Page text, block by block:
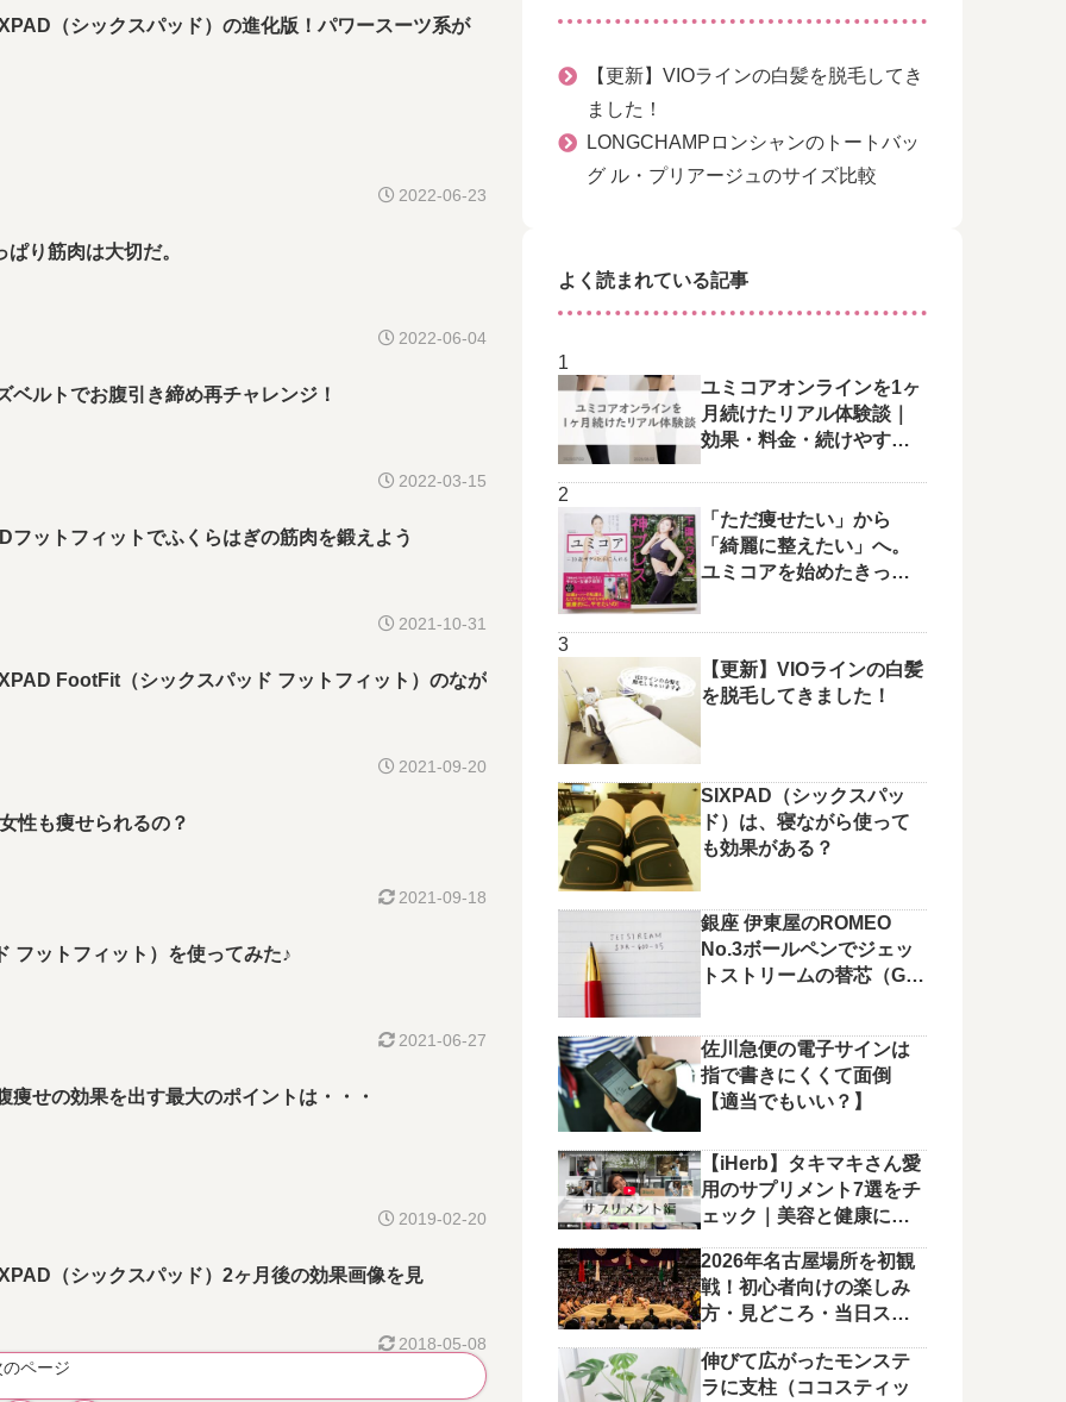
（シックスパッド）の進化版！パワースーツ系が
2022-06-23
り筋肉は大切だ。
2022-06-04
ルトでお腹引き締め再チャレンジ！
2022-03-15
フットフィットでふくらはぎの筋肉を鍛えよう
2021-10-31
FootFit（シックスパッド フットフィット）のなが
2021-09-20
性も痩せられるの？
2021-09-18
フットフィット）を使ってみた♪
2021-06-27
せの効果を出す最大のポイントは・・・
2019-02-20
（シックスパッド）2ヶ月後の効果画像を見
2018-05-08
のページ
【更新】VIOラインの白髪を脱毛してき
ました！
LONGCHAMPロンシャンのトートバッ
グ ル・プリアージュのサイズ比較
よく読まれている記事
ユミコアオンラインを1ヶ
月続けたリアル体験談｜
効果・料金・続けやすさ
「ただ痩せたい」から
「綺麗に整えたい」へ。
ユミコアを始めたきっか
【更新】VIOラインの白髪
を脱毛してきました！
SIXPAD（シックスパッ
ド）は、寝ながら使って
も効果がある？
銀座 伊東屋のROMEO
No.3ボールペンでジェッ
トストリームの替芯（G2
佐川急便の電子サインは
指で書きにくくて面倒
【適当でもいい？】
【iHerb】タキマキさん愛
用のサプリメント7選をチ
ェック｜美容と健康に役
2026年名古屋場所を初観
戦！初心者向けの楽しみ
方・見どころ・当日スケ
伸びて広がったモンステ
ラに支柱（ココスティッ